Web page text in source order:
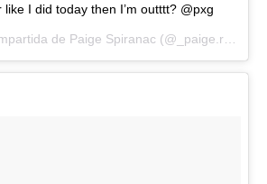
I did today then I’m outttt? @pxg